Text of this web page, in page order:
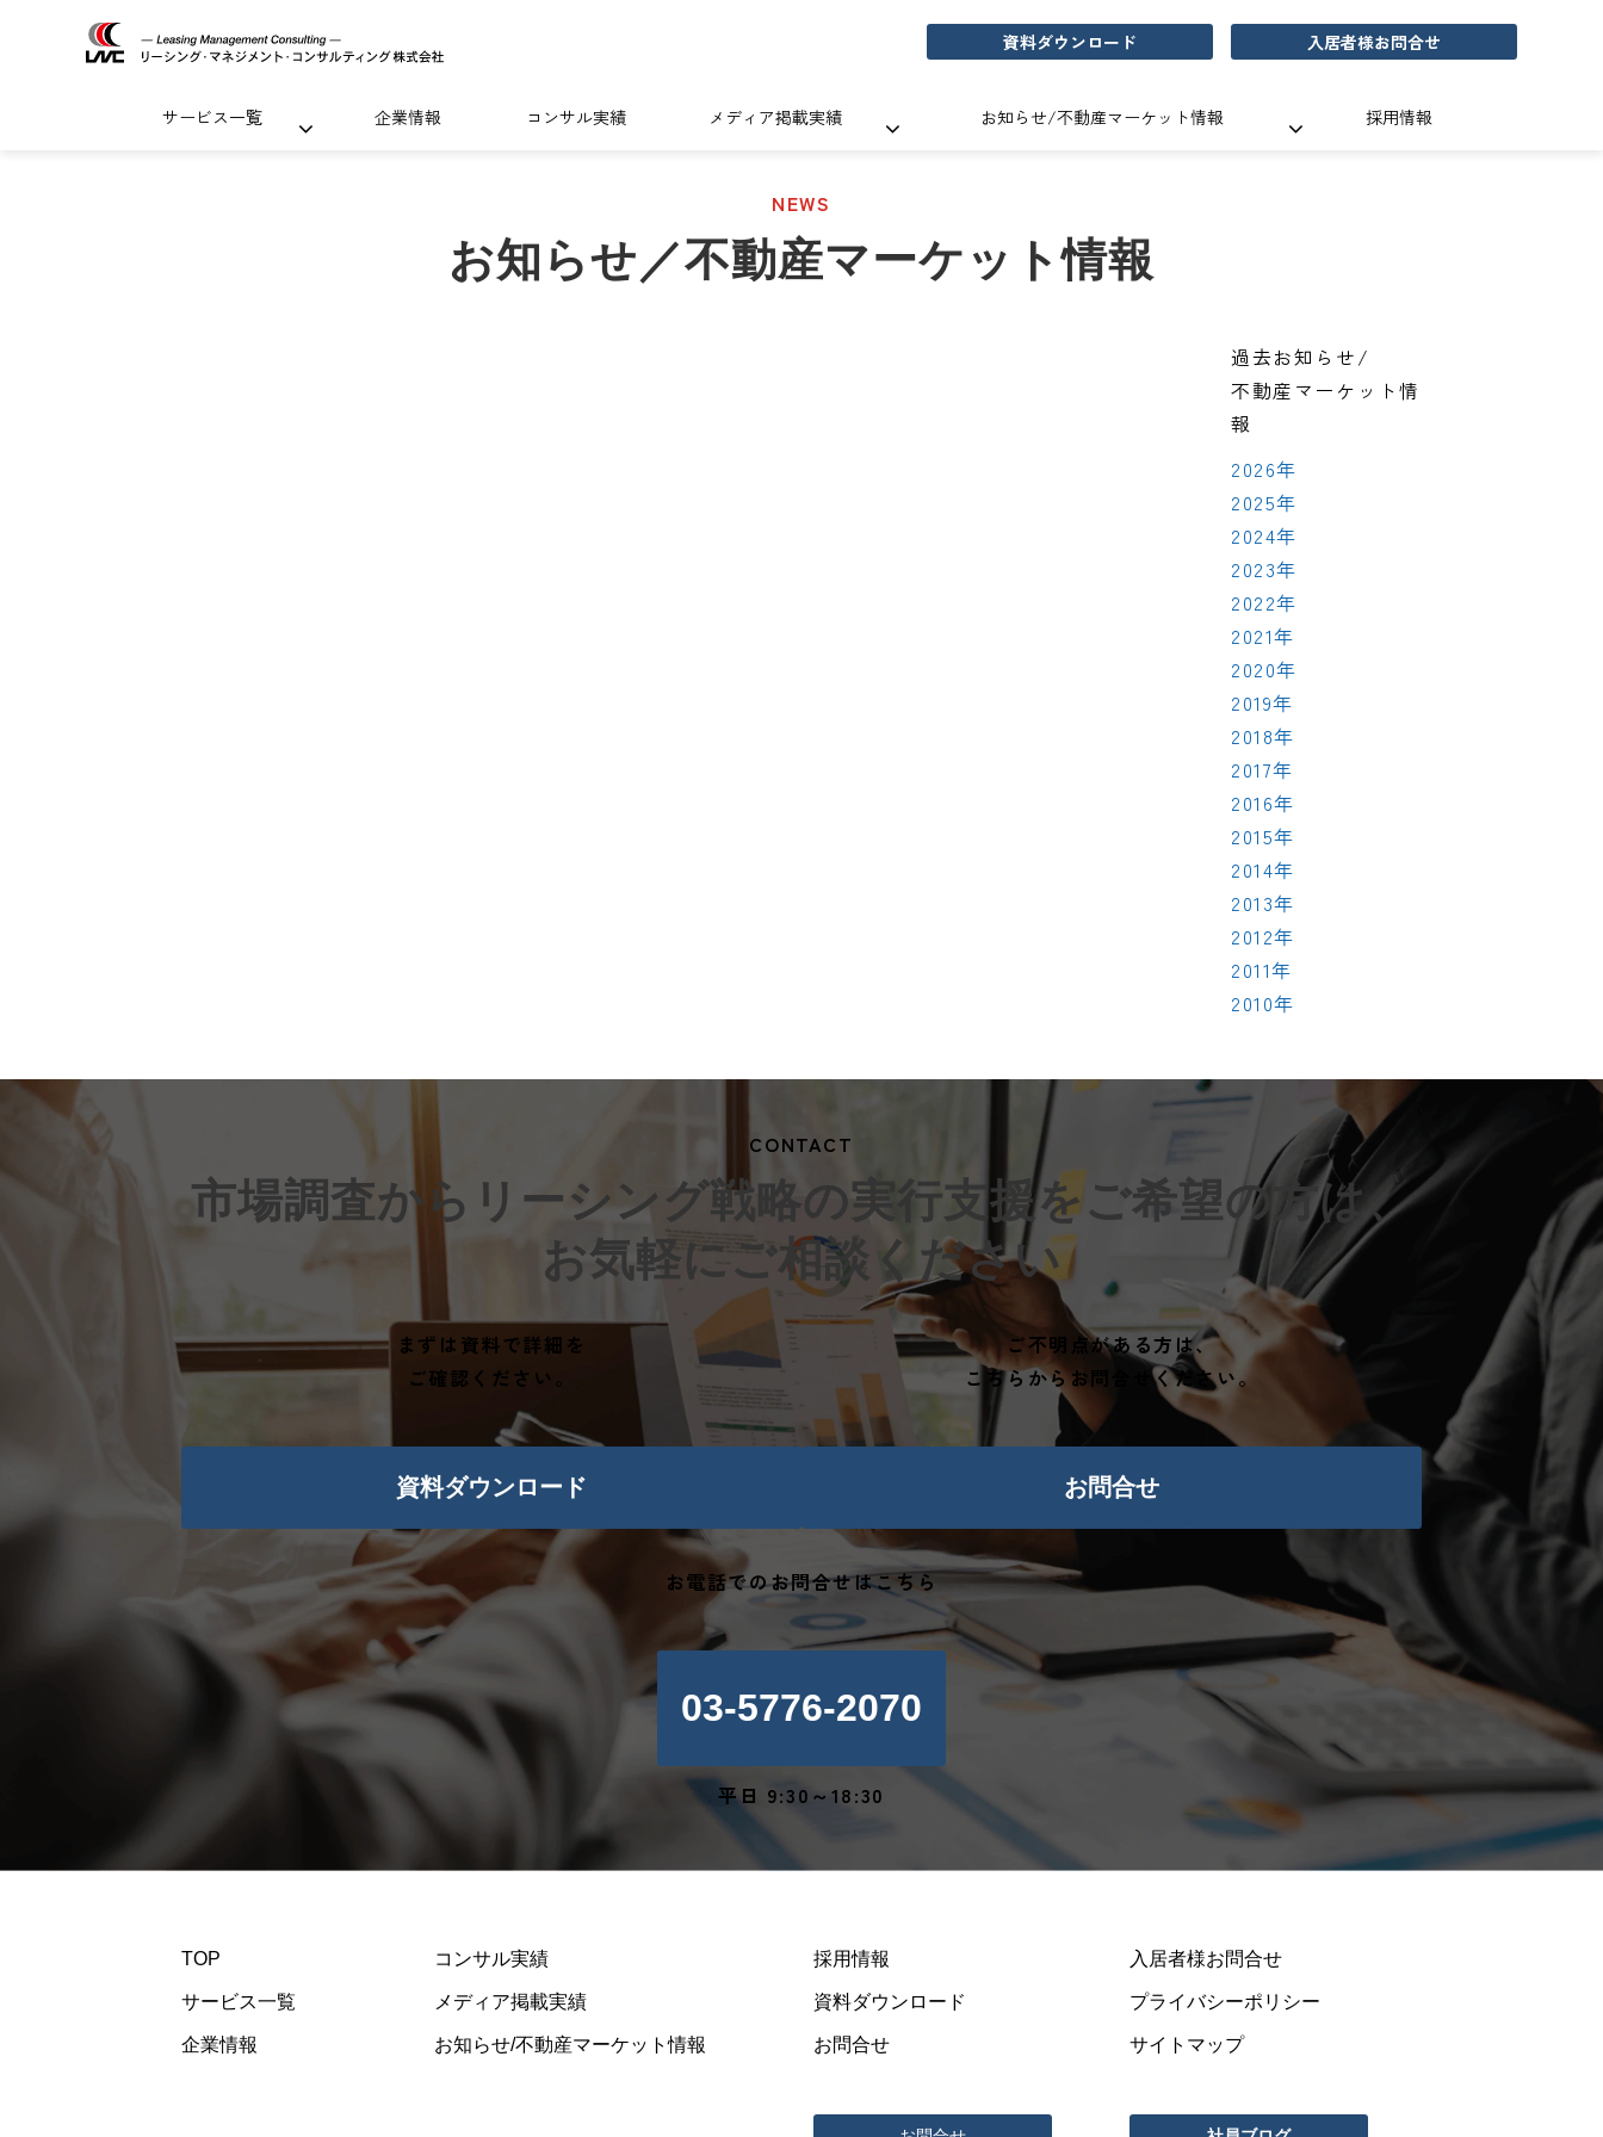
資料ダウンロード 入居者様お問合せ
サービス一覧 企業情報 コンサル実績 メディア掲載実績 お知らせ/不動産マーケット情報 採用情報
NEWS
お知らせ／不動産マーケット情報
過去お知らせ/
不動産マーケット情
報
2026年
2025年
2024年
2023年
2022年
2021年
2020年
2019年
2018年
2017年
2016年
2015年
2014年
2013年
2012年
2011年
2010年
CONTACT
市場調査からリーシング戦略の実行支援をご希望の方は、
お気軽にご相談ください
まずは資料で詳細を
ご確認ください。
資料ダウンロード
ご不明点がある方は、
こちらからお問合せください。
お問合せ
お電話でのお問合せはこちら
03-5776-2070
平日 9:30～18:30
TOP
サービス一覧
企業情報
コンサル実績
メディア掲載実績
お知らせ/不動産マーケット情報
採用情報
資料ダウンロード
お問合せ
入居者様お問合せ
プライバシーポリシー
サイトマップ